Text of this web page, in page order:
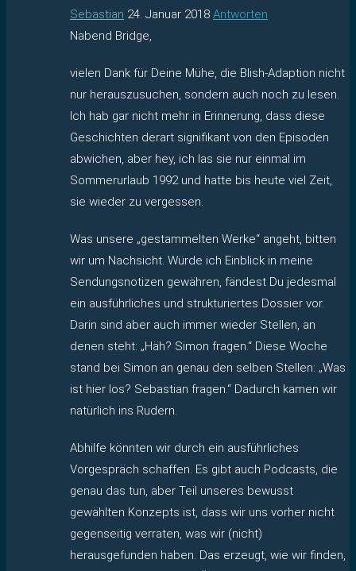
Sebastian 24. Januar 2018 Antworten
Nabend Bridge,
vielen Dank für Deine Mühe, die Blish-Adaption nicht
nur herauszusuchen, sondern auch noch zu lesen.
Ich hab gar nicht mehr in Erinnerung, dass diese
Geschichten derart signifikant von den Episoden
abwichen, aber hey, ich las sie nur einmal im
Sommerurlaub 1992 und hatte bis heute viel Zeit,
sie wieder zu vergessen.
Was unsere „gestammelten Werke“ angeht, bitten
wir um Nachsicht. Würde ich Einblick in meine
Sendungsnotizen gewähren, fändest Du jedesmal
ein ausführliches und strukturiertes Dossier vor.
Darin sind aber auch immer wieder Stellen, an
denen steht: „Häh? Simon fragen.“ Diese Woche
stand bei Simon an genau den selben Stellen: „Was
ist hier los? Sebastian fragen.“ Dadurch kamen wir
natürlich ins Rudern.
Abhilfe könnten wir durch ein ausführliches
Vorgespräch schaffen. Es gibt auch Podcasts, die
genau das tun, aber Teil unseres bewusst
gewählten Konzepts ist, dass wir uns vorher nicht
gegenseitig verraten, was wir (nicht)
herausgefunden haben. Das erzeugt, wie wir finden,